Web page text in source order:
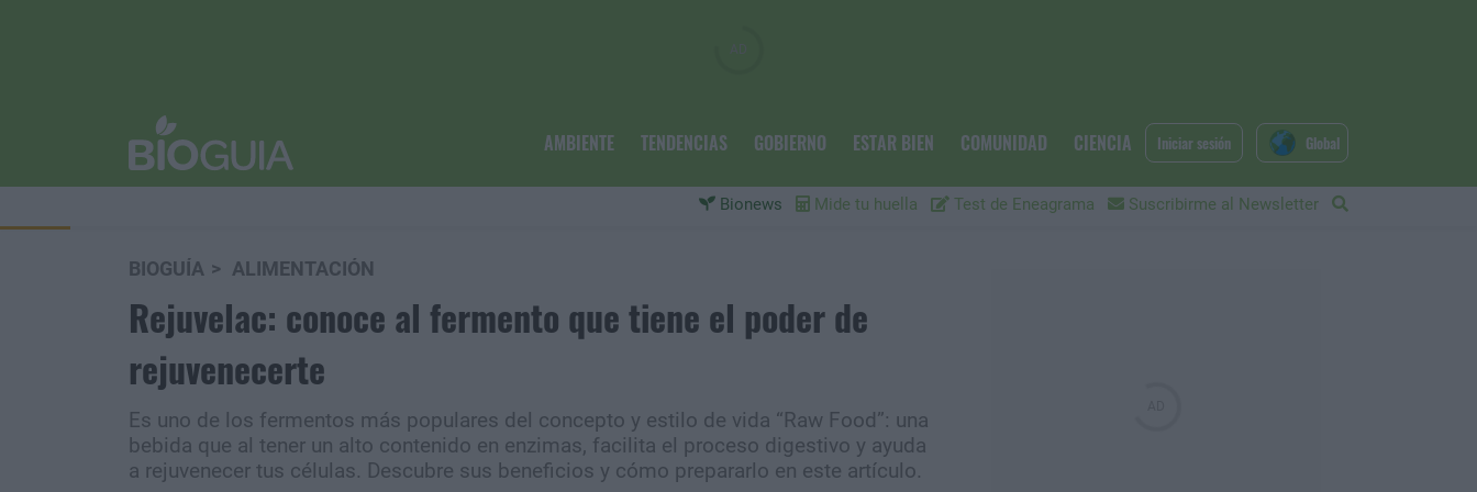
AMBIENTE TENDENCIAS GOBIERNO ESTAR BIEN COMUNIDAD CIENCIA
Bionews Mide tu huella Test de Eneagrama Suscribirme al Newsletter
Iniciar sesión Global
BIOGUÍA ALIMENTACIÓN
Rejuvelac: conoce al fermento que tiene el poder de
rejuvenecerte
Es uno de los fermentos más populares del concepto y estilo de vida “Raw Food”: una
bebida que al tener un alto contenido en enzimas, facilita el proceso digestivo y ayuda
a rejuvenecer tus células. Descubre sus beneficios y cómo prepararlo en este artículo.